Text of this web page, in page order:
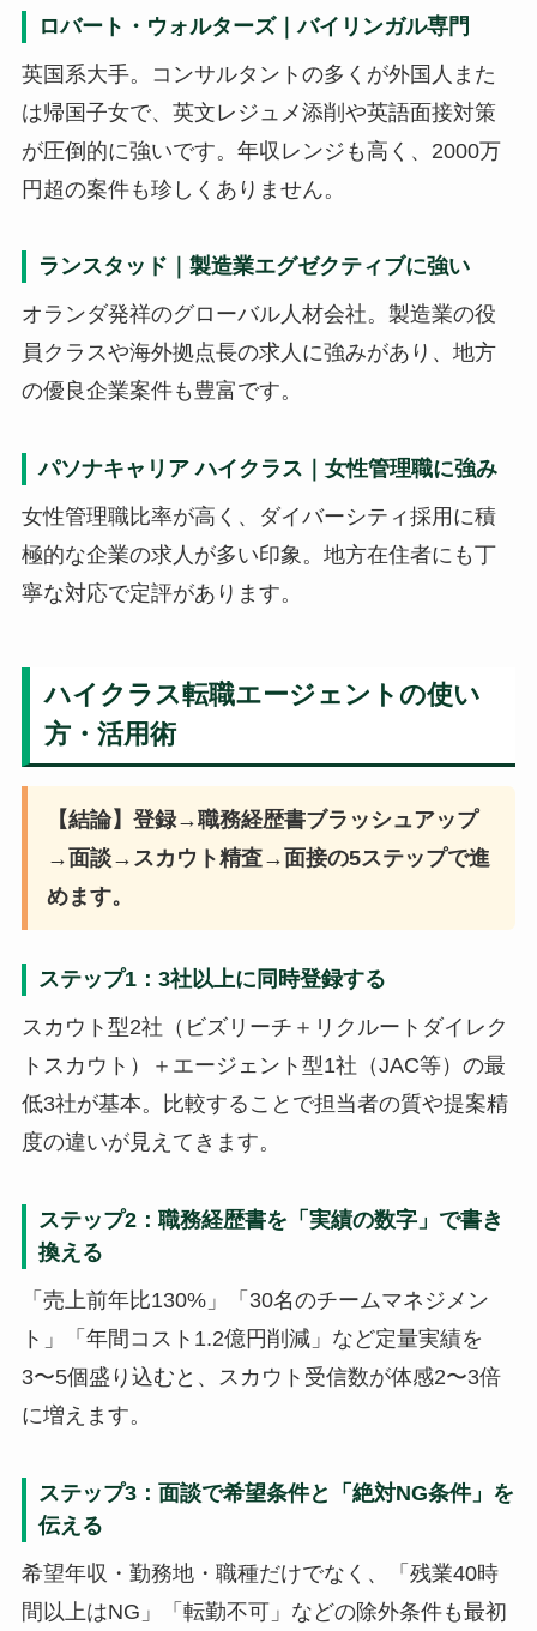
ロバート・ウォルターズ｜バイリンガル専門
英国系大手。コンサルタントの多くが外国人また
は帰国子女で、英文レジュメ添削や英語面接対策
が圧倒的に強いです。年収レンジも高く、2000万
円超の案件も珍しくありません。
ランスタッド｜製造業エグゼクティブに強い
オランダ発祥のグローバル人材会社。製造業の役
員クラスや海外拠点長の求人に強みがあり、地方
の優良企業案件も豊富です。
パソナキャリア ハイクラス｜女性管理職に強み
女性管理職比率が高く、ダイバーシティ採用に積
極的な企業の求人が多い印象。地方在住者にも丁
寧な対応で定評があります。
ハイクラス転職エージェントの使い
方・活用術
【結論】登録→職務経歴書ブラッシュアップ
→面談→スカウト精査→面接の5ステップで進
めます。
ステップ1：3社以上に同時登録する
スカウト型2社（ビズリーチ＋リクルートダイレク
トスカウト）＋エージェント型1社（JAC等）の最
低3社が基本。比較することで担当者の質や提案精
度の違いが見えてきます。
ステップ2：職務経歴書を「実績の数字」で書き
換える
「売上前年比130%」「30名のチームマネジメン
ト」「年間コスト1.2億円削減」など定量実績を
3〜5個盛り込むと、スカウト受信数が体感2〜3倍
に増えます。
ステップ3：面談で希望条件と「絶対NG条件」を
伝える
希望年収・勤務地・職種だけでなく、「残業40時
間以上はNG」「転勤不可」などの除外条件も最初